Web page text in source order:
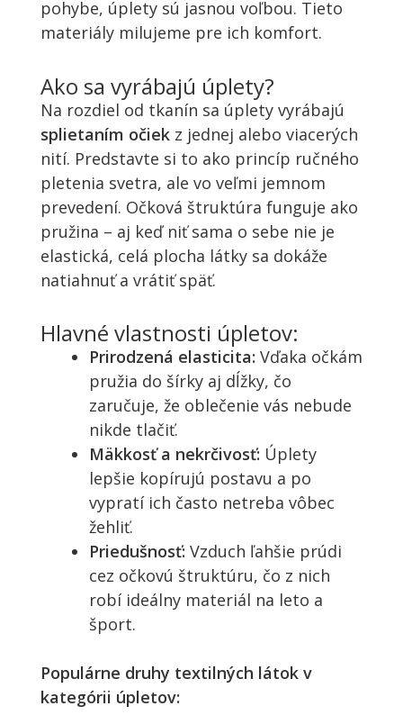
pohybe, úplety sú jasnou voľbou. Tieto
materiály milujeme pre ich komfort.
Ako sa vyrábajú úplety?
Na rozdiel od tkanín sa úplety vyrábajú
splietaním očiekz jednej alebo viacerých
nití. Predstavte si to ako princíp ručného
pletenia svetra, ale vo veľmi jemnom
prevedení. Očková štruktúra funguje ako
pružina – aj keď niť sama o sebe nie je
elastická, celá plocha látky sa dokáže
natiahnuť a vrátiť späť.
Hlavné vlastnosti úpletov:
Prirodzená elasticita: Vďaka očkám
pružia do šírky aj dĺžky, čo
zaručuje, že oblečenie vás nebude
nikde tlačiť.
Mäkkosť a nekrčivosť: Úplety
lepšie kopírujú postavu a po
vypratí ich často netreba vôbec
žehliť.
Priedušnosť: Vzduch ľahšie prúdi
cez očkovú štruktúru, čo z nich
robí ideálny materiál na leto a
šport.
Populárne druhy textilných látok v
kategórii úpletov: